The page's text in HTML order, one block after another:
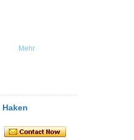
Mehr